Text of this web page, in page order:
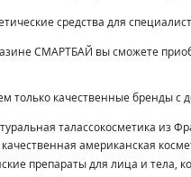
средства для
СМАРТБАЙ вы сможете
только качественные бренды с
талассокосметика из
качественная американская
препараты для лица и тела,